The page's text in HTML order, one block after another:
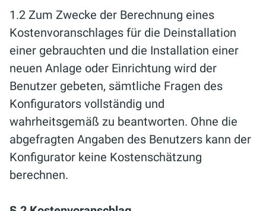
1.2 Zum Zwecke der Berechnung eines
Kostenvoranschlages für die Deinstallation
einer gebrauchten und die Installation einer
neuen Anlage oder Einrichtung wird der
Benutzer gebeten, sämtliche Fragen des
Konfigurators vollständig und
wahrheitsgemäß zu beantworten. Ohne die
abgefragten Angaben des Benutzers kann der
Konfigurator keine Kostenschätzung
berechnen.